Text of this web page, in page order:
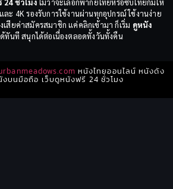
24 ชั่วโมงไม่ว่าจะเลือกพากย์ไทยหรือซับไทยก็มีให้
ะ 4K รองรับการใช้งานผ่านทุกอุปกรณ์ ใช้งานง่าย
เสียค่าสมัครสมาชิก แค่คลิกเข้ามา ก็เริ่ม ดูหนัง
ทันที สนุกได้ต่อเนื่องตลอดทั้งวันทั้งคืน
หนังไทยออนไลน์ หนังดัง
บนมือถือ เว็บดูหนังฟรี 24 ชั่วโมง